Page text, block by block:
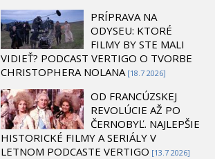
PRÍPRAVA NA
ODYSEU: KTORÉ
FILMY BY STE MALI
VIDIEŤ? PODCAST VERTIGO O TVORBE
CHRISTOPHERA NOLANA [18.7 2026]
OD FRANCÚZSKEJ
REVOLÚCIE AŽ PO
ČERNOBYĽ. NAJLEPŠIE
HISTORICKÉ FILMY A SERIÁLY V
LETNOM PODCASTE VERTIGO [13.7 2026]